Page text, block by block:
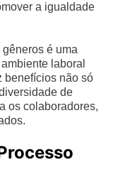
a igualdade
é uma
laboral
benefícios não só
de
os colaboradores,